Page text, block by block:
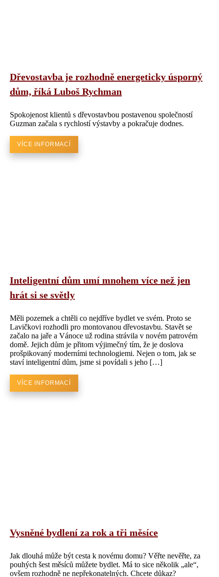
Dřevostavba je rozhodně energeticky úsporný
dům, říká Luboš Rychman
Spokojenost klientů s dřevostavbou postavenou společností
Guzman začala s rychlostí výstavby a pokračuje dodnes.
VÍCE INFORMACÍ
Inteligentní dům umí mnohem více než jen
hrát si se světly
Měli pozemek a chtěli co nejdříve bydlet ve svém. Proto se
Lavičkovi rozhodli pro montovanou dřevostavbu. Stavět se
začalo na jaře a Vánoce už rodina strávila v novém patrovém
domě. Jejich dům je přitom výjimečný tím, že je doslova
prošpikovaný moderními technologiemi. Nejen o tom, jak se
staví inteligentní dům, jsme si povídali s jeho […]
VÍCE INFORMACÍ
Vysněné bydlení za rok a tři měsíce
Jak dlouhá může být cesta k novému domu? Věřte nevěřte, za
pouhých šest měsíců můžete bydlet. Má to sice několik „ale“,
ovšem rozhodně ne nepřekonatelných. Chcete důkaz?